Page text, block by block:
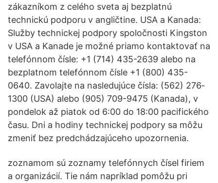
zákazníkom z celého sveta aj bezplatnú
technickú podporu v angličtine. USA a Kanada:
Služby technickej podpory spoločnosti Kingston
v USA a Kanade je možné priamo kontaktovať na
telefónnom čísle: +1 (714) 435-2639 alebo na
bezplatnom telefónnom čísle +1 (800) 435-
0640. Zavolajte na nasledujúce čísla: (562) 276‐
1300 (USA) alebo (905) 709-9475 (Kanada), v
pondelok až piatok od 6:00 do 18:00 pacifického
času. Dni a hodiny technickej podpory sa môžu
zmeniť bez predchádzajúceho upozornenia.
zoznamom sú zoznamy telefónnych čísel firiem
a organizácií. Tie nám napríklad pomôžu pri